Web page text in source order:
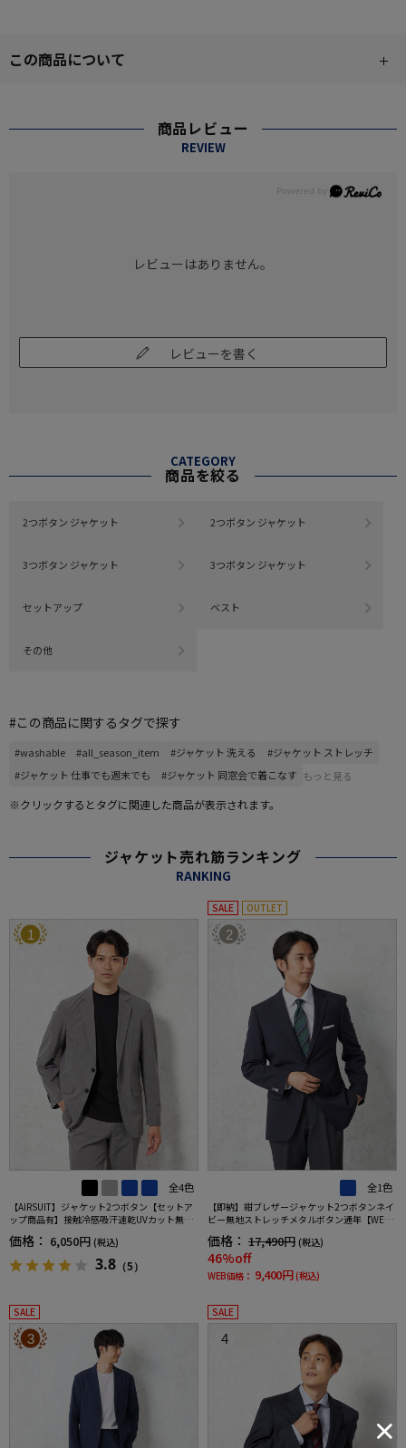
この商品について
商品レビュー
REVIEW
レビューはありません。
レビューを書く
CATEGORY
商品を絞る
2つボタン ジャケット 2つボタン ジャケット
3つボタン ジャケット 3つボタン ジャケット
セットアップ ベスト
その他
#この商品に関するタグで探す
#washable #all_season_item #ジャケット 洗える
#ジャケット ストレッチ
#ジャケット 仕事でも週末でも
#ジャケット 同窓会で着こなす もっと見る
※クリックするとタグに関連した商品が表示されます。
ジャケット売れ筋ランキング
RANKING
1
全4色
【AIRSUIT】ジャケット2つボタン【セットア
ップ商品有】接触冷感吸汗速乾UVカット無地
春夏
価格： 6,050円 (税込)
3.8 （5）
SALE OUTLET
2
全1色
【即納】紺ブレザージャケット2つボタンネイ
ビー無地ストレッチメタルボタン通年【WEB
限定】【セットアップ対応】
価格： 17,490円 (税込)
46%off
WEB価格： 9,400円 (税込)
SALE
3
SALE
4